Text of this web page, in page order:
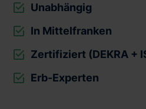
Unabhängig
In Mittelfranken
Zertifiziert (DEKRA +
Erb-Experten